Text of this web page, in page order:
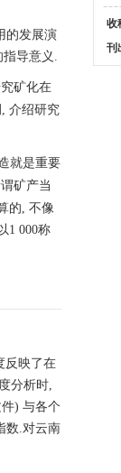
的发展演
导意义.
矿化在
介绍研究
就是重要
矿产当
的, 不像
1 000称
反映了在
分析时,
) 与各个
数.对云南
收
刊